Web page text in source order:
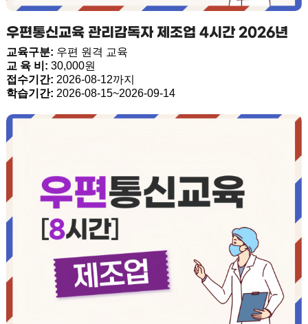
우편통신교육 관리감독자 제조업 4시간 2026년
교육구분: 우편 원격 교육
교 육 비: 30,000원
접수기간: 2026-08-12까지
학습기간: 2026-08-15~2026-09-14